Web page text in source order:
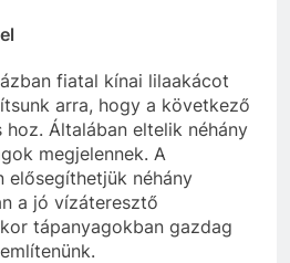
fiatal kínai lilaakácot
arra, hogy a következő
Általában eltelik néhány
megjelennek. A
elősegíthetjük néhány
a jó vízáteresztő
tápanyagokban gazdag